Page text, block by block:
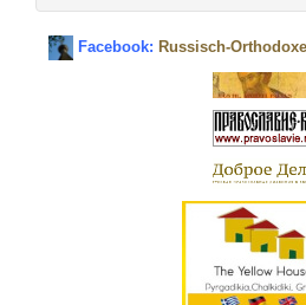
Facebook: Russisch-